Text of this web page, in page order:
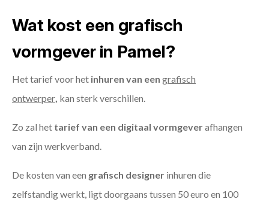
Wat kost een grafisch
vormgever in Pamel?
Het tarief voor het inhuren van een grafisch
ontwerper kan sterk verschillen.
Zo zal het tarief van een digitaal vormgeverafhangen
van zijn werkverband.
De kosten van een grafisch designer inhuren die
zelfstandig werkt, ligt doorgaans tussen 50 euro en 100